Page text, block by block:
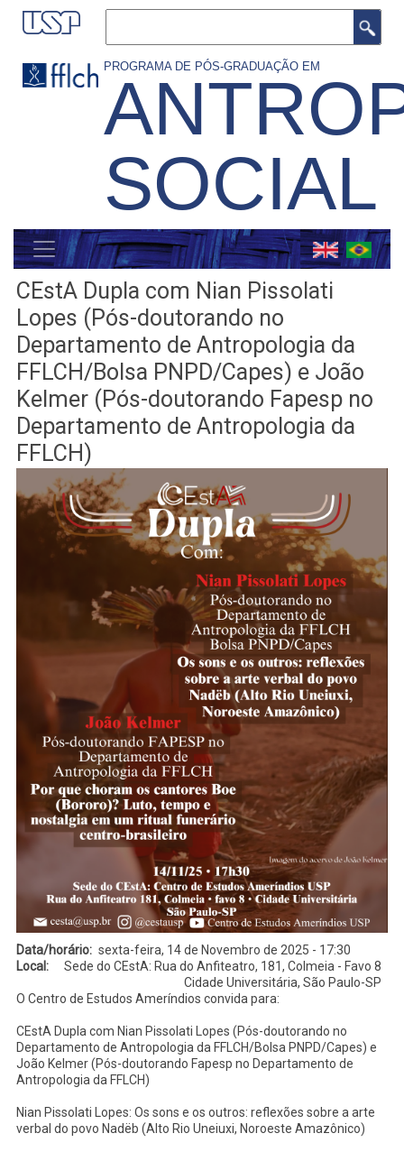
Pular
para
conteúdo
PROGRAMA DE PÓS-GRADUAÇÃO EM
SOCIAL
MENU
GERAL
CEstA Dupla com Nian Pissolati
Lopes (Pós-doutorando no
Departamento de Antropologia da
FFLCH/Bolsa PNPD/Capes) e João
Kelmer (Pós-doutorando Fapesp no
Departamento de Antropologia da
FFLCH)
Data/horário
sexta-feira, 14 de Novembro de 2025 - 17:30
Local
Sede do CEstA: Rua do Anfiteatro, 181, Colmeia - Favo 8
Cidade Universitária, São Paulo-SP
O Centro de Estudos Ameríndios convida para:
CEstA Dupla com Nian Pissolati Lopes (Pós-doutorando no
Departamento de Antropologia da FFLCH/Bolsa PNPD/Capes) e
João Kelmer (Pós-doutorando Fapesp no Departamento de
Antropologia da FFLCH)
Nian Pissolati Lopes: Os sons e os outros: reflexões sobre a arte
verbal do povo Nadëb (Alto Rio Uneiuxi, Noroeste Amazônico)